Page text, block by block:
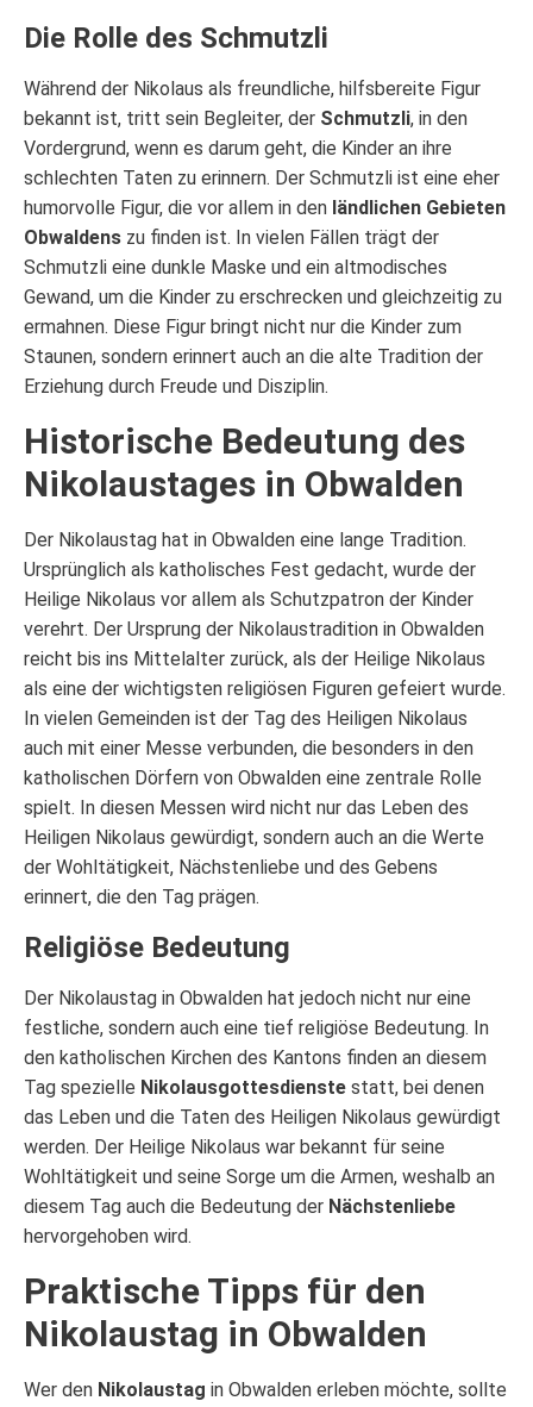
Die Rolle des Schmutzli
Während der Nikolaus als freundliche, hilfsbereite Figur
bekannt ist, tritt sein Begleiter, der Schmutzli, in den
Vordergrund, wenn es darum geht, die Kinder an ihre
schlechten Taten zu erinnern. Der Schmutzli ist eine eher
humorvolle Figur, die vor allem in den ländlichen Gebieten
Obwaldens zu finden ist. In vielen Fällen trägt der
Schmutzli eine dunkle Maske und ein altmodisches
Gewand, um die Kinder zu erschrecken und gleichzeitig zu
ermahnen. Diese Figur bringt nicht nur die Kinder zum
Staunen, sondern erinnert auch an die alte Tradition der
Erziehung durch Freude und Disziplin.
Historische Bedeutung des
Nikolaustages in Obwalden
Der Nikolaustag hat in Obwalden eine lange Tradition.
Ursprünglich als katholisches Fest gedacht, wurde der
Heilige Nikolaus vor allem als Schutzpatron der Kinder
verehrt. Der Ursprung der Nikolaustradition in Obwalden
reicht bis ins Mittelalter zurück, als der Heilige Nikolaus
als eine der wichtigsten religiösen Figuren gefeiert wurde.
In vielen Gemeinden ist der Tag des Heiligen Nikolaus
auch mit einer Messe verbunden, die besonders in den
katholischen Dörfern von Obwalden eine zentrale Rolle
spielt. In diesen Messen wird nicht nur das Leben des
Heiligen Nikolaus gewürdigt, sondern auch an die Werte
der Wohltätigkeit, Nächstenliebe und des Gebens
erinnert, die den Tag prägen.
Religiöse Bedeutung
Der Nikolaustag in Obwalden hat jedoch nicht nur eine
festliche, sondern auch eine tief religiöse Bedeutung. In
den katholischen Kirchen des Kantons finden an diesem
Tag spezielle Nikolausgottesdienste statt, bei denen
das Leben und die Taten des Heiligen Nikolaus gewürdigt
werden. Der Heilige Nikolaus war bekannt für seine
Wohltätigkeit und seine Sorge um die Armen, weshalb an
diesem Tag auch die Bedeutung der Nächstenliebe
hervorgehoben wird.
Praktische Tipps für den
Nikolaustag in Obwalden
Wer den Nikolaustag in Obwalden erleben möchte, sollte